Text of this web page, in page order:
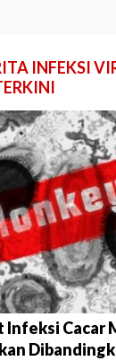
INFEKSI
Infeksi Cacar